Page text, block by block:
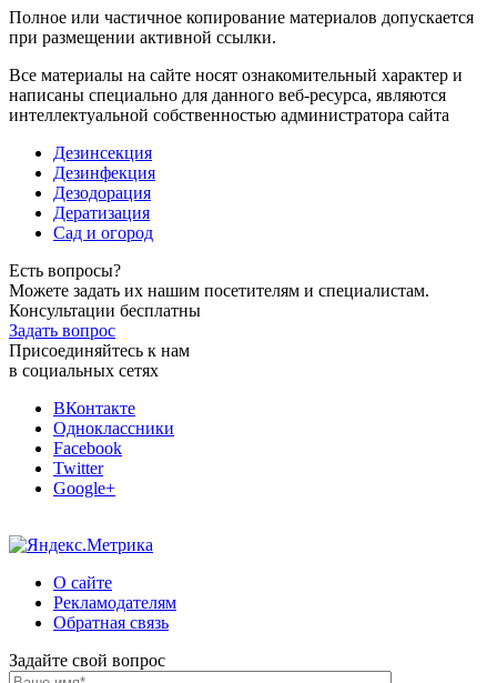
Полное или частичное копирование материалов допускается
при размещении активной ссылки.
Все материалы на сайте носят ознакомительный характер и
написаны специально для данного веб-ресурса, являются
интеллектуальной собственностью администратора сайта
Дезинсекция
Дезинфекция
Дезодорация
Дератизация
Сад и огород
Есть вопросы?
Можете задать их нашим посетителям и специалистам.
Консультации бесплатны
Задать вопрос
Присоединяйтесь к нам
в социальных сетях
ВКонтакте
Одноклассники
Facebook
Twitter
Google+
О сайте
Рекламодателям
Обратная связь
Задайте свой вопрос